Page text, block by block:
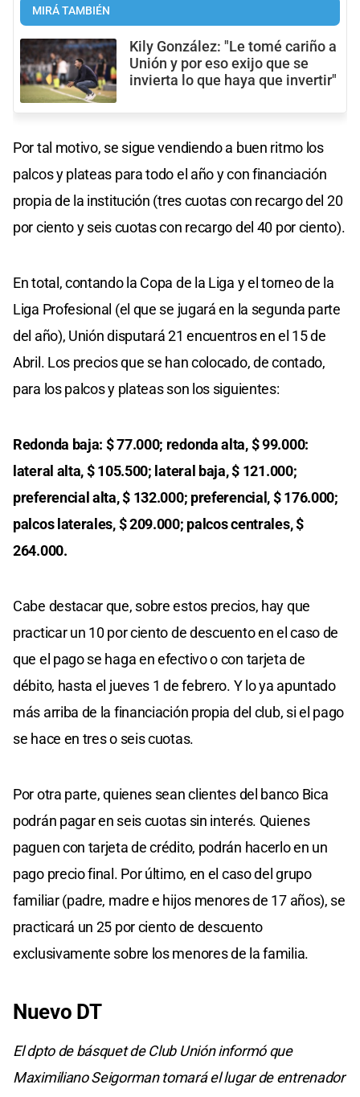
MIRÁ TAMBIÉN
Kily González: "Le tomé cariño a
Unión y por eso exijo que se
invierta lo que haya que invertir"
Por tal motivo, se sigue vendiendo a buen ritmo los
palcos y plateas para todo el año y con financiación
propia de la institución (tres cuotas con recargo del 20
por ciento y seis cuotas con recargo del 40 por ciento).
En total, contando la Copa de la Liga y el torneo de la
Liga Profesional (el que se jugará en la segunda parte
del año), Unión disputará 21 encuentros en el 15 de
Abril. Los precios que se han colocado, de contado,
para los palcos y plateas son los siguientes:
Redonda baja: $ 77.000; redonda alta, $ 99.000:
lateral alta, $ 105.500; lateral baja, $ 121.000;
preferencial alta, $ 132.000; preferencial, $ 176.000;
palcos laterales, $ 209.000; palcos centrales, $
264.000.
Cabe destacar que, sobre estos precios, hay que
practicar un 10 por ciento de descuento en el caso de
que el pago se haga en efectivo o con tarjeta de
débito, hasta el jueves 1 de febrero. Y lo ya apuntado
más arriba de la financiación propia del club, si el pago
se hace en tres o seis cuotas.
Por otra parte, quienes sean clientes del banco Bica
podrán pagar en seis cuotas sin interés. Quienes
paguen con tarjeta de crédito, podrán hacerlo en un
pago precio final. Por último, en el caso del grupo
familiar (padre, madre e hijos menores de 17 años), se
practicará un 25 por ciento de descuento
exclusivamente sobre los menores de la familia.
Nuevo DT
El dpto de básquet de Club Unión informó que
Maximiliano Seigorman tomará el lugar de entrenador